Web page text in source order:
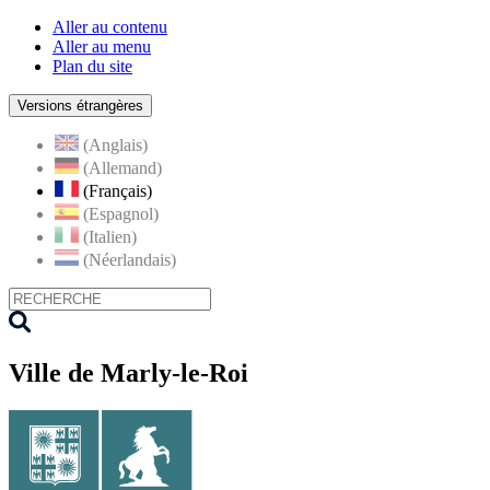
Aller au contenu
Aller au menu
Plan du site
Versions étrangères
(Anglais)
(Allemand)
(Français)
(Espagnol)
(Italien)
(Néerlandais)
Ville de Marly-le-Roi